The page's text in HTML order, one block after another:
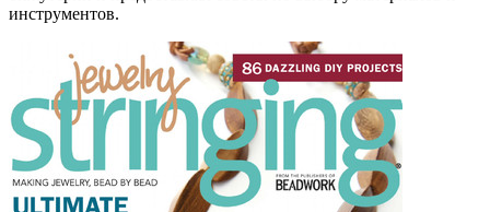
инструментов.